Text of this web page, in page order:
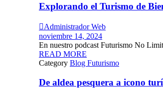
Explorando el Turismo de
Administrador Web
noviembre 14, 2024
En nuestro podcast Futurismo No
READ MORE
Category Blog Futurismo
De aldea pesquera a icono